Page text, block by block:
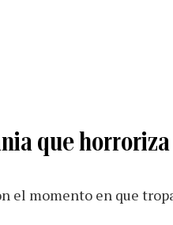
que
el momento en que